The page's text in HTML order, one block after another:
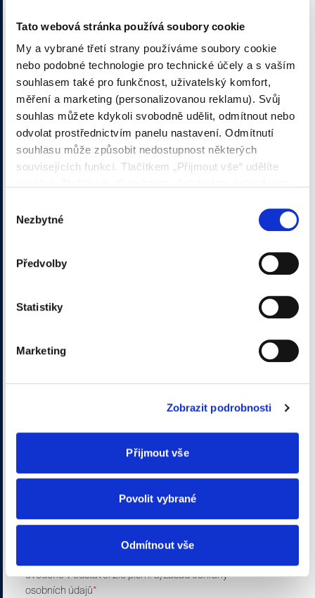
Tato webová stránka používá soubory cookie
My a vybrané třetí strany používáme soubory cookie
nebo podobné technologie pro technické účely a s vaším
souhlasem také pro funkčnost, uživatelský komfort,
měření a marketing (personalizovanou reklamu). Svůj
souhlas můžete kdykoli svobodně udělit, odmítnout nebo
odvolat prostřednictvím panelu nastavení. Odmítnutí
souhlasu může způsobit nedostupnost některých
souvisejících funkcí. Tlačítkem „Přijmout vše“ udělíte
používání souborů cookie.
souhlasu
Nezbytné
Předvolby
Statistiky
Marketing
Zobrazit podrobnosti
Přijmout vše
Povolit vybrané
Odmítnout vše
Jazyk*
Produkt
Dichiarazione Privacy - CZ
Prohlašuji, že jsem obdržel a porozuměl informacím
Ke zpracování údajů pro marketingové účely Správcem
údajů Scrigno S.p.A. jak je uvedeno v odstavci 2.5 písm.
Ke zpracování údajů pro účely profilovaného
uvedeno v odstavci 2.5 písm. a) zásad ochrany
osobních údajů*